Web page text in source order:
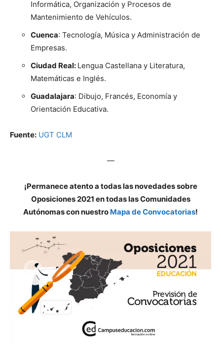
Informática, Organización y Procesos de
Mantenimiento de Vehículos.
Cuenca: Tecnología, Música y Administración de
Empresas.
Ciudad Real: Lengua Castellana y Literatura,
Matemáticas e Inglés.
Guadalajara: Dibujo, Francés, Economía y
Orientación Educativa.
Fuente: UGT CLM
—
¡Permanece atento a todas las novedades sobre
Oposiciones 2021 en todas las Comunidades
Autónomas con nuestro Mapa de Convocatorias!